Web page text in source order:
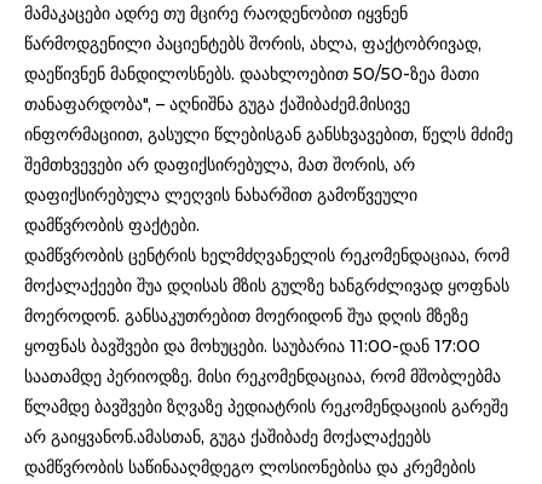
მამაკაცები ადრე თუ მცირე რაოდენობით იყვნენ
წარმოდგენილი პაციენტებს შორის, ახლა, ფაქტობრივად,
დაეწივნენ მანდილოსნებს. დაახლოებით 50/50-ზეა მათი
თანაფარდობა", – აღნიშნა გუგა ქაშიბაძემ.მისივე
ინფორმაციით, გასული წლებისგან განსხვავებით, წელს მძიმე
შემთხვევები არ დაფიქსირებულა, მათ შორის, არ
დაფიქსირებულა ლეღვის ნახარშით გამოწვეული
დამწვრობის ფაქტები.
დამწვრობის ცენტრის ხელმძღვანელის რეკომენდაციაა, რომ
მოქალაქეები შუა დღისას მზის გულზე ხანგრძლივად ყოფნას
მოეროდონ. განსაკუთრებით მოერიდონ შუა დღის მზეზე
ყოფნას ბავშვები და მოხუცები. საუბარია 11:00-დან 17:00
საათამდე პერიოდზე. მისი რეკომენდაციაა, რომ მშობლებმა
წლამდე ბავშვები ზღვაზე პედიატრის რეკომენდაციის გარეშე
არ გაიყვანონ.ამასთან, გუგა ქაშიბაძე მოქალაქეებს
დამწვრობის საწინააღმდეგო ლოსიონებისა და კრემების